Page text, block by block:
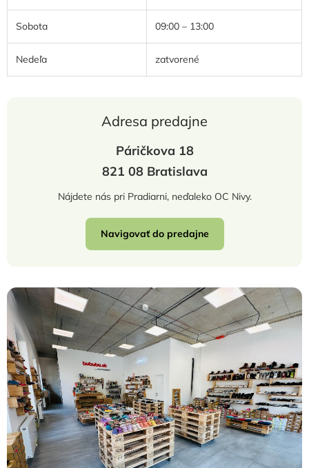
Sobota 09:00 – 13:00
Nedeľa zatvorené
Adresa predajne
Páričkova 18
821 08 Bratislava
Nájdete nás pri Pradiarni, neďaleko OC Nivy.
Navigovať do predajne